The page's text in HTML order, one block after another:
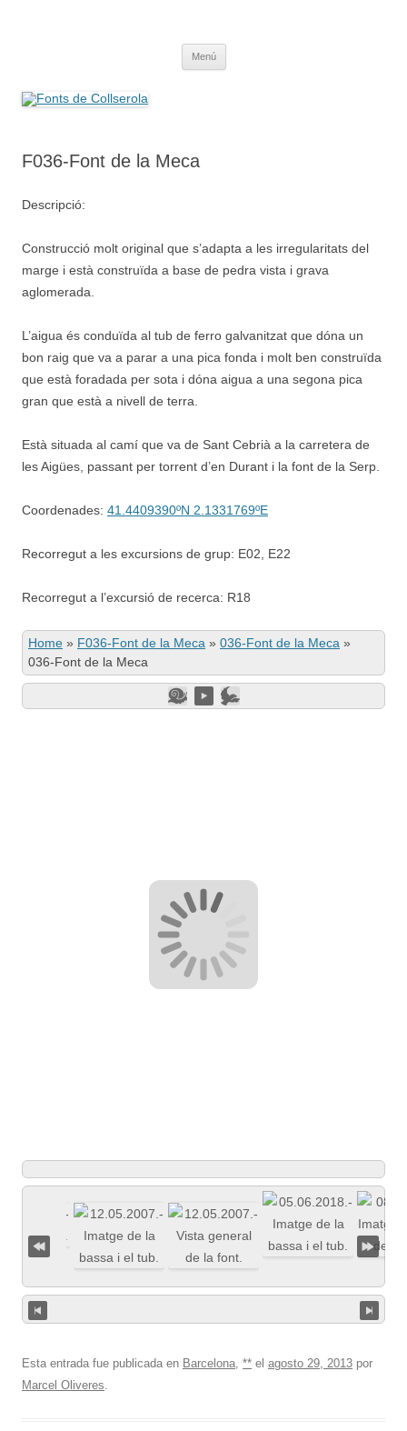
Menú
F036-Font de la Meca
Descripció:
Construcció molt original que s’adapta a les irregularitats del
marge i està construïda a base de pedra vista i grava
aglomerada.
L’aigua és conduïda al tub de ferro galvanitzat que dóna un
bon raig que va a parar a una pica fonda i molt ben construïda
que està foradada per sota i dóna aigua a una segona pica
gran que està a nivell de terra.
Està situada al camí que va de Sant Cebrià a la carretera de
les Aigües, passant per torrent d’en Durant i la font de la Serp.
Coordenades: 41.4409390ºN 2.1331769ºE
Recorregut a les excursions de grup: E02, E22
Recorregut a l’excursió de recerca: R18
Home » F036-Font de la Meca » 036-Font de la Meca »
036-Font de la Meca
Esta entrada fue publicada en Barcelona, ** el agosto 29, 2013 por
Marcel Oliveres.